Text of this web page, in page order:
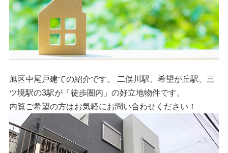
旭区中尾戸建ての紹介です。 二俣川駅、希望が丘駅、三
ツ境駅の3駅が「徒歩圏内」の好立地物件です。
内覧ご希望の方はお気軽にお問い合わせください！